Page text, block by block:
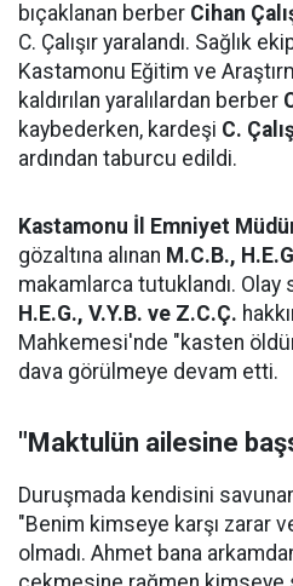
bıçaklanan berber Cihan
C. Çalışır yaralandı. Sağlık
Kastamonu Eğitim ve
kaldırılan yaralılardan berber
kaybederken, kardeşi C.
ardından taburcu edildi.
Kastamonu İl Emniyet
gözaltına alınan M.C.B.,
makamlarca tutuklandı. Olay
H.E.G., V.Y.B. ve Z.C.Ç.
Mahkemesi'nde "kasten
dava görülmeye devam etti.
"Maktulün ailesine
Duruşmada kendisini
"Benim kimseye karşı zarar
olmadı. Ahmet bana